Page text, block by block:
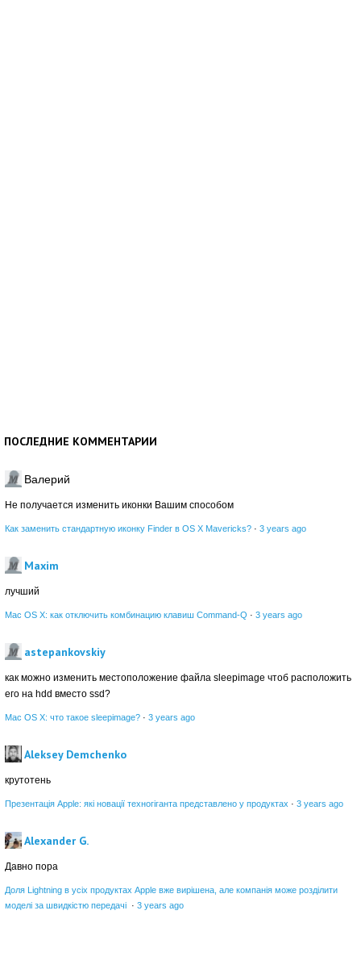
ПОСЛЕДНИЕ КОММЕНТАРИИ
Валерий
Не получается изменить иконки Вашим способом
Как заменить стандартную иконку Finder в OS X Mavericks? · 3 years ago
Maxim
лучший
Mac OS X: как отключить комбинацию клавиш Command-Q · 3 years ago
astepankovskiy
как можно изменить местоположение файла sleepimage чтоб расположить
его на hdd вместо ssd?
Mac OS X: что такое sleepimage? · 3 years ago
Aleksey Demchenko
крутотень
Презентація Apple: які новації техногіганта представлено у продуктах · 3 years ago
Alexander G.
Давно пора
Доля Lightning в усіх продуктах Apple вже вирішена, але компанія може розділити
моделі за швидкістю передачі · 3 years ago